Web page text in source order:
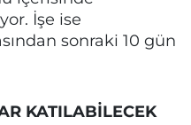
İşe ise
sonraki 10 gün
KATILABİLECEK